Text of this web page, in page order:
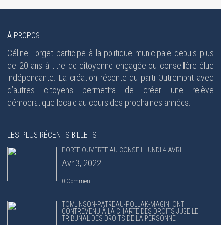
À PROPOS
Céline Forget participe à la politique municipale depuis plus
de 20 ans à titre de citoyenne engagée ou conseillère élue
indépendante. La création récente du parti Outremont avec
d’autres citoyens permettra de créer une relève
démocratique locale au cours des prochaines années.
LES PLUS RÉCENTS BILLETS
PORTE OUVERTE AU CONSEIL LUNDI 4 AVRIL
Avr 3, 2022
0 Comment
TOMLINSON-PATREAU-POLLAK-MAGINI ONT
CONTREVENU À LA CHARTE DES DROITS JUGE LE
TRIBUNAL DES DROITS DE LA PERSONNE